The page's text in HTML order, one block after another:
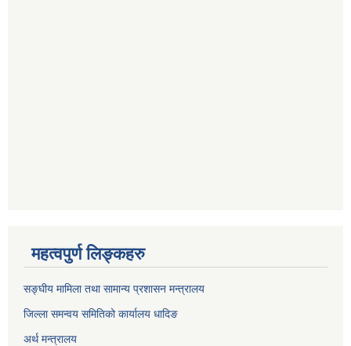
महत्वपुर्ण लिङ्कहरु
सङ्घीय मामिला तथा सामान्य प्रशासन मन्त्रालय
जिल्ला समन्वय समितिको कार्यालय धादिङ
अर्थ मन्त्रालय